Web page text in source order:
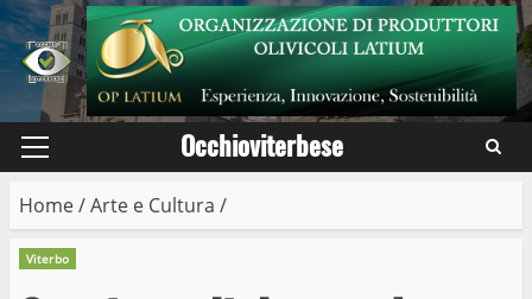
Skip
to
content
Primary
Occhioviterbese
Home/Arte e Cultura /
Viterbo